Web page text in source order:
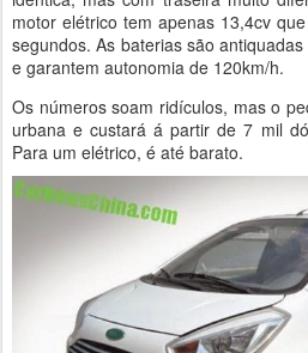
motor elétrico tem apenas 13,4cv
segundos. As baterias são
e garantem autonomia de 120km/h.
Os números soam ridículos, mas o
urbana e custará á partir de 7 mil
Para um elétrico, é até barato.